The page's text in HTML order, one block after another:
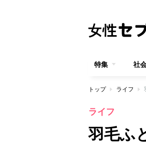
特集 社
トップ ライフ
ライフ
羽毛ふ